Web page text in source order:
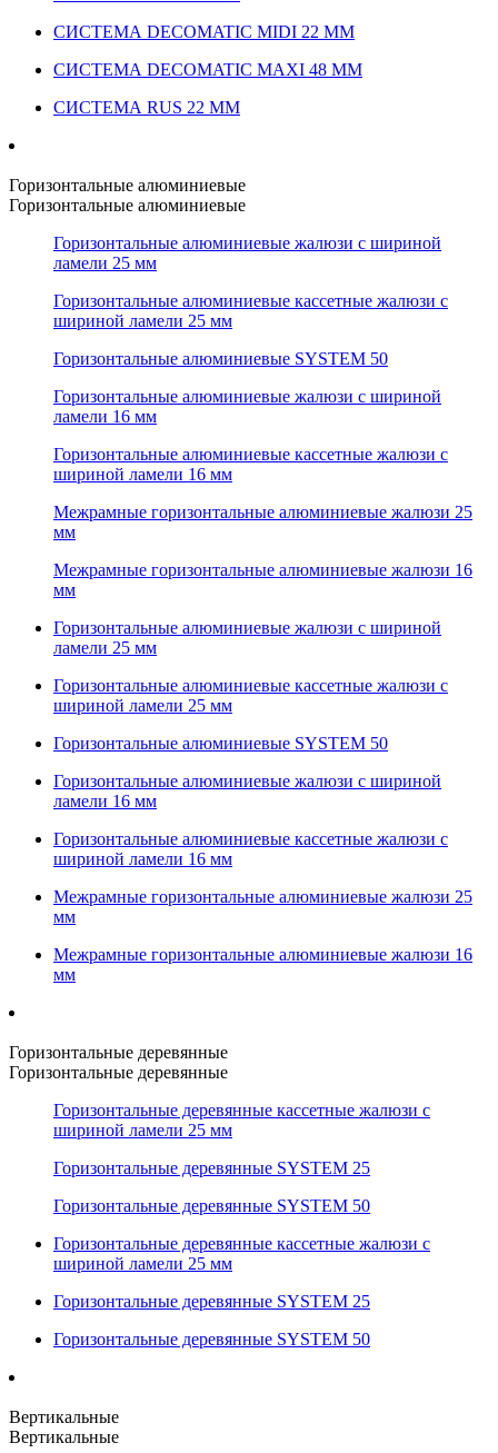
СИСТЕМА DECOMATIC MIDI 22 ММ
СИСТЕМА DECOMATIC MAXI 48 ММ
СИСТЕМА RUS 22 ММ
Горизонтальные алюминиевые
Горизонтальные алюминиевые
Горизонтальные алюминиевые жалюзи с шириной
ламели 25 мм
Горизонтальные алюминиевые кассетные жалюзи с
шириной ламели 25 мм
Горизонтальные алюминиевые SYSTEM 50
Горизонтальные алюминиевые жалюзи с шириной
ламели 16 мм
Горизонтальные алюминиевые кассетные жалюзи с
шириной ламели 16 мм
Межрамные горизонтальные алюминиевые жалюзи 25
мм
Межрамные горизонтальные алюминиевые жалюзи 16
мм
Горизонтальные алюминиевые жалюзи с шириной
ламели 25 мм
Горизонтальные алюминиевые кассетные жалюзи с
шириной ламели 25 мм
Горизонтальные алюминиевые SYSTEM 50
Горизонтальные алюминиевые жалюзи с шириной
ламели 16 мм
Горизонтальные алюминиевые кассетные жалюзи с
шириной ламели 16 мм
Межрамные горизонтальные алюминиевые жалюзи 25
мм
Межрамные горизонтальные алюминиевые жалюзи 16
мм
Горизонтальные деревянные
Горизонтальные деревянные
Горизонтальные деревянные кассетные жалюзи с
шириной ламели 25 мм
Горизонтальные деревянные SYSTEM 25
Горизонтальные деревянные SYSTEM 50
Горизонтальные деревянные кассетные жалюзи с
шириной ламели 25 мм
Горизонтальные деревянные SYSTEM 25
Горизонтальные деревянные SYSTEM 50
Вертикальные
Вертикальные